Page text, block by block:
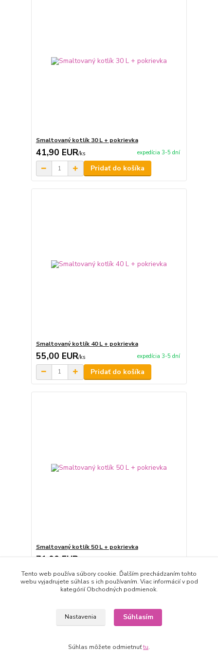
Smaltovaný kotlík 30 L + pokrievka
41,90 EUR/ks expedícia 3-5 dní
Pridať do košíka
Smaltovaný kotlík 40 L + pokrievka
55,00 EUR/ks expedícia 3-5 dní
Pridať do košíka
Smaltovaný kotlík 50 L + pokrievka
71,00 EUR expedícia 3-5 dní
Pridať do košíka
z 1
Tento web používa súbory cookie. Ďalším prechádzaním tohto
webu vyjadrujete súhlas s ich používaním. Viac informácií v pod
kategórií Obchodných podmienok.
Nastavenia Súhlasím
Súhlas môžete odmietnuťtu.